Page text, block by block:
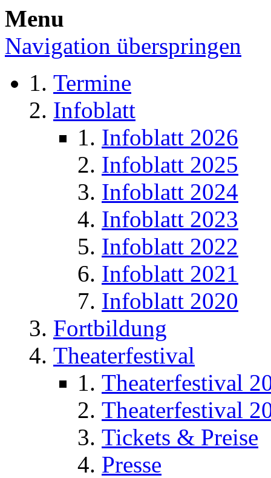
Menu
Navigation überspringen
Termine
Infoblatt
Infoblatt 2026
Infoblatt 2025
Infoblatt 2024
Infoblatt 2023
Infoblatt 2022
Infoblatt 2021
Infoblatt 2020
Fortbildung
Theaterfestival
Theaterfestival
Theaterfestival
Tickets & Preise
Presse